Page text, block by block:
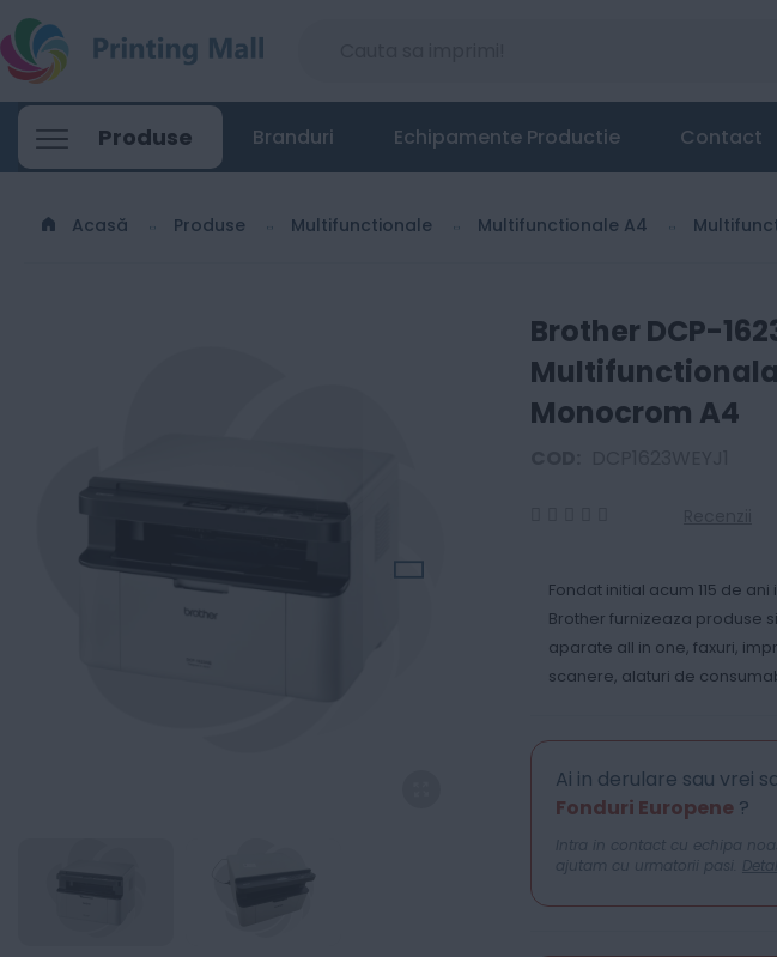
Produse Branduri Echipamente Productie Contact
Acasă Produse Multifunctionale Multifunctionale A4
Brother DCP-
Monocrom A4
Fondat initial acum 115 de
Brother furnizeaza produse
aparate all in one, faxuri,
scanere, alaturi de
Ai in derulare sau vrei
Fonduri Europene?
Intra in contact cu echipa
ajutam cu urmatorii pasi.